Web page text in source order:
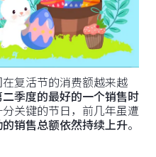
复活节的消费额越来越
季度的最好的一个销售时
关键的节日，前几年虽遭
销售总额依然持续上升。